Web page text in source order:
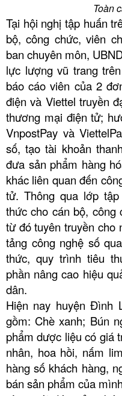
Toàn
Tại hội nghị tập huấn
bộ, công chức, viên
ban chuyên môn,
lực lượng vũ trang
báo cáo viên của 2
điện và Viettel truyền
thương mại điện tử;
VnpostPay và
số, tạo tài khoản
đưa sản phẩm hàng
khác liên quan đến
tử. Thông qua lớp
thức cho cán bộ, công
từ đó tuyên truyền cho
tảng công nghệ số
thức, quy trình tiêu
phần nâng cao hiệu
dân.
Hiện nay huyện Đình
gồm: Chè xanh; Bún
phẩm dược liệu có giá
nhân, hoa hồi, nấm
hàng số khách hàng,
bán sản phẩm của